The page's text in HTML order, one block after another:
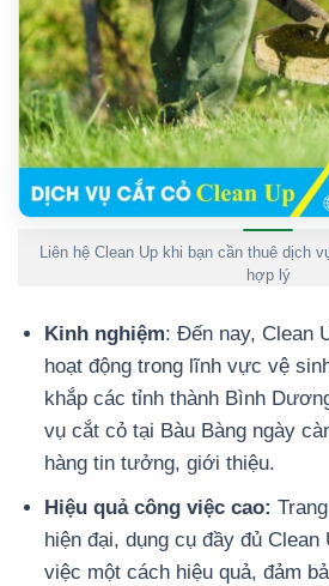
Liên hệ Clean Up khi bạn cần thuê dịch
hợp lý
Kinh nghiệm: Đến nay, Clean
hoạt động trong lĩnh vực vệ
khắp các tỉnh thành Bình
vụ cắt cỏ tại Bàu Bàng ngày
hàng tin tưởng, giới thiệu.
Hiệu quả công việc cao:
hiện đại, dụng cụ đầy đủ
việc một cách hiệu quả, đảm